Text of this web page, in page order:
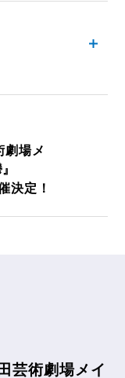
場メ
決定！
芸術劇場メイ